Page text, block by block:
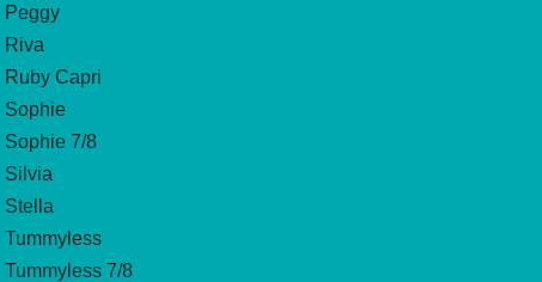
Peggy
Riva
Ruby Capri
Sophie
Sophie 7/8
Silvia
Stella
Tummyless
Tummyless 7/8